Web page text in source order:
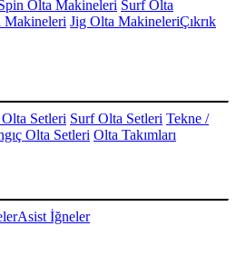
Olta Makineleri Surf Olta
Makineleri Jig Olta MakineleriÇıkrık
Setleri Surf Olta Setleri Tekne /
Olta Setleri Olta Takımları
Asist İğneler